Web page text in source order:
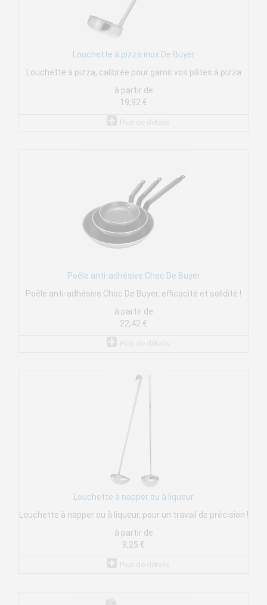
Louchette à pizza inox De Buyer
Louchette à pizza, calibrée pour garnir vos pâtes à pizza
à partir de
19,92 €
Poêle anti-adhésive Choc De Buyer
Poêle anti-adhésive Choc De Buyer, efficacité et solidité !
à partir de
22,42 €
Louchette à napper ou à liqueur
Louchette à napper ou à liqueur, pour un travail de précision !
à partir de
8,25 €